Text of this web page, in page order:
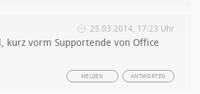
25.03.2014, 17:23 Uhr
kurz vorm Supportende von Office
ANTWORTEN
MELDEN